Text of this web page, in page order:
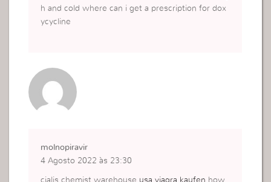
h and cold where can i get a prescription for dox
ycycline
molnopiravir
4 Agosto 2022 às 23:30
cialis chemist warehouse usa viagra kaufen how